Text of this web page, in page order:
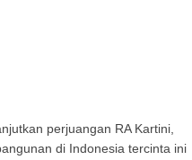
perjuangan RA Kartini,
di Indonesia tercinta ini